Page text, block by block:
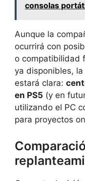
consolas
Aunque la
ocurrirá con
o compatibilidad
ya disponibles,
estará clara:
en PS5 (y en
utilizando el PC
para proyectos